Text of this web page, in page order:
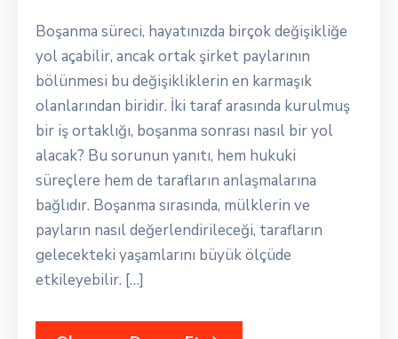
Boşanma süreci, hayatınızda birçok değişikliğe
yol açabilir, ancak ortak şirket paylarının
bölünmesi bu değişikliklerin en karmaşık
olanlarından biridir. İki taraf arasında kurulmuş
bir iş ortaklığı, boşanma sonrası nasıl bir yol
alacak? Bu sorunun yanıtı, hem hukuki
süreçlere hem de tarafların anlaşmalarına
bağlıdır. Boşanma sırasında, mülklerin ve
payların nasıl değerlendirileceği, tarafların
gelecekteki yaşamlarını büyük ölçüde
etkileyebilir. […]